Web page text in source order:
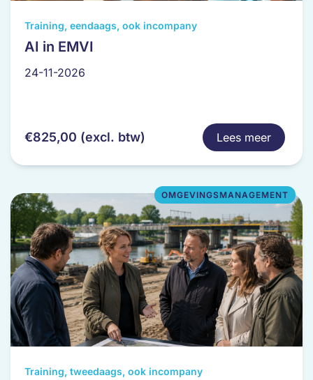
Training, eendaags, ook incompany
AI in EMVI
24-11-2026
€825,00 (excl. btw) Lees meer
Dit
product
meerdere
kan
op
de
productpagina
Training, tweedaags, ook incompany
OMGEVINGSMANAGEMENT
Dit